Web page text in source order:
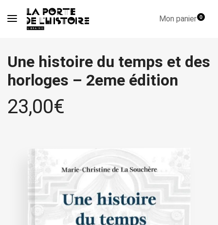
Mon panier0
Une histoire du temps et des
horloges – 2eme édition
23,00€